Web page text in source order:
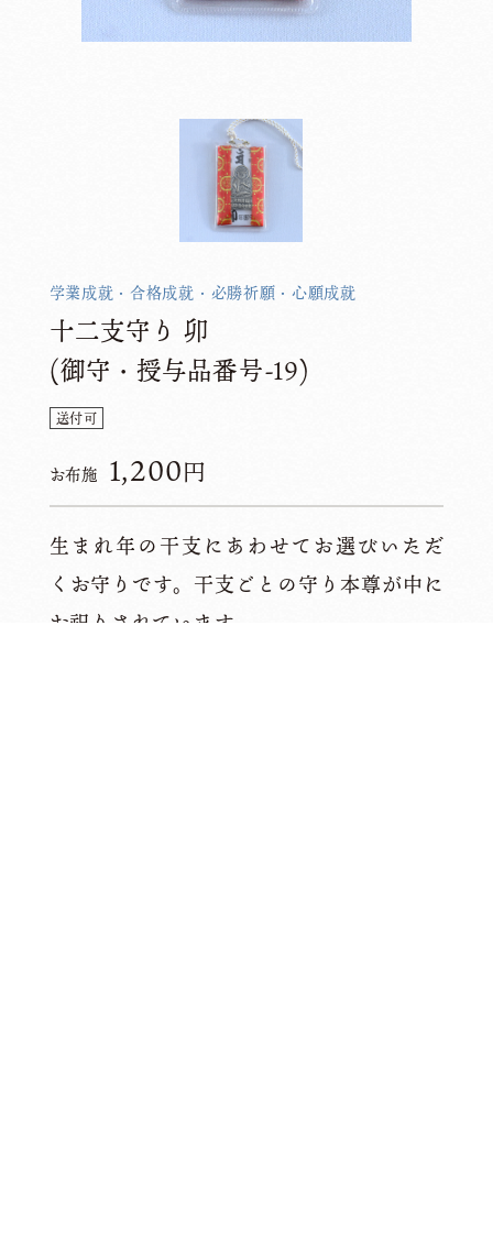
学業成就・合格成就・必勝祈願・心願成就
十二支守り 卯
(御守・授与品番号-19)
送付可
お布施 1,200円
生まれ年の干支にあわせてお選びいただ
くお守りです。干支ごとの守り本尊が中に
お祀りされています。